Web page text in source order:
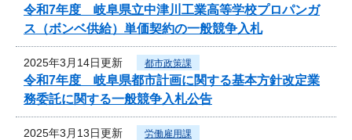
令和7年度 岐阜県立中津川工業高等学校プロパンガ
ス（ボンベ供給）単価契約の一般競争入札
2025年3月14日更新 都市政策課
令和7年度 岐阜県都市計画に関する基本方針改定業
務委託に関する一般競争入札公告
2025年3月13日更新 労働雇用課